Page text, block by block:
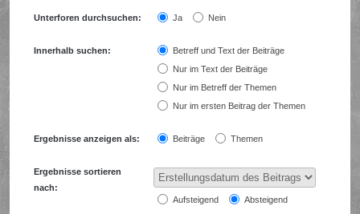
Unterforen durchsuchen: Ja Nein
Innerhalb suchen:
Betreff und Text der Beiträge
Nur im Text der Beiträge
Nur im Betreff der Themen
Nur im ersten Beitrag der Themen
Ergebnisse anzeigen als: Beiträge Themen
Ergebnisse sortieren
nach:
Aufsteigend
Absteigend